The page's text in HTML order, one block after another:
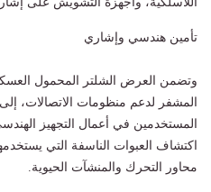
تأمين هندسي وإشاري
وتضمن العرض الشلتر المحمول
المشفر لدعم منظومات الاتصالات،
المستخدمين في أعمال التجهيز
اكتشاف العبوات الناسفة التي
محاور التحرك والمنشآت الحيوية.